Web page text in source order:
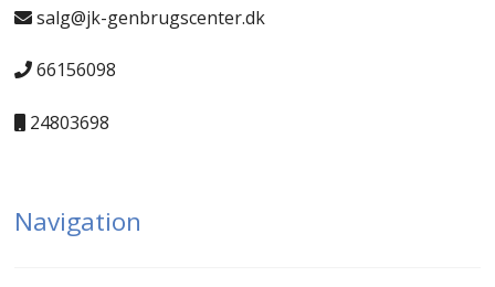
salg@jk-genbrugscenter.dk
66156098
24803698
Navigation